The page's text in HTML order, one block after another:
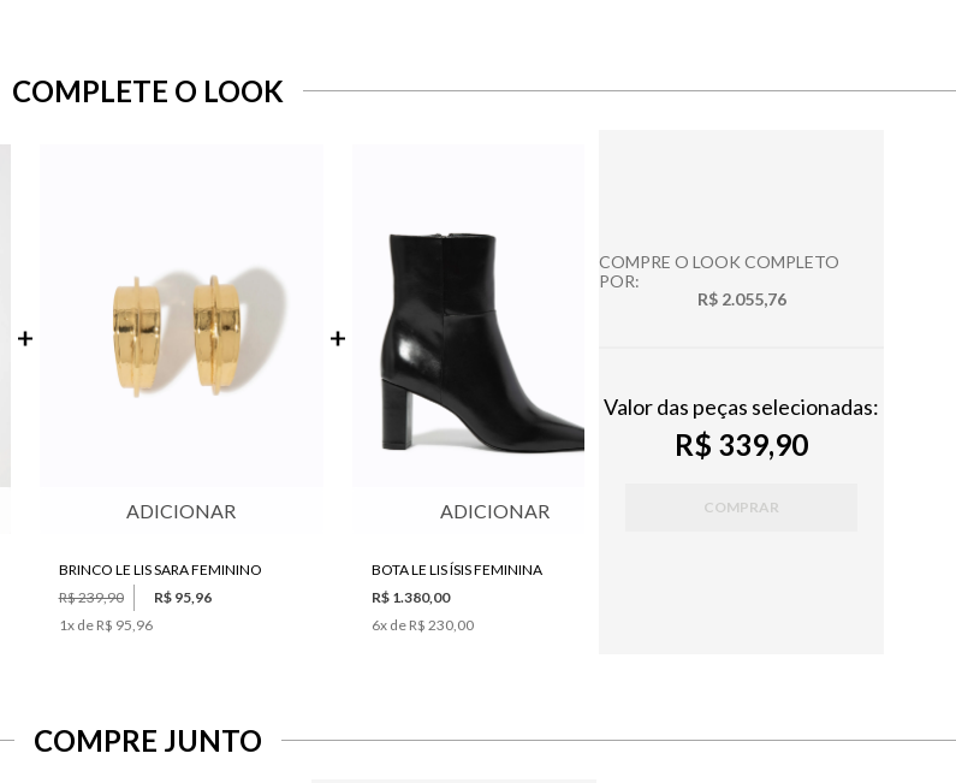
COMPLETE O LOOK
ADICIONAR
BRINCO LE LIS SARA FEMININO
R$ 239,90
R$ 95,96
1x de R$ 95,96
ADICIONAR
BOTA LE LIS ÍSIS FEMININA
R$ 1.380,00
6x de R$ 230,00
COMPRE O LOOK COMPLETO
POR:
R$ 2.055,76
Valor das peças selecionadas:
R$ 339,90
COMPRAR
COMPRE JUNTO